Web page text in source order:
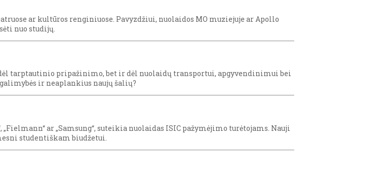
ar kultūros renginiuose. Pavyzdžiui, nuolaidos MO muziejuje ar Apollo
nuo studijų.
tarptautinio pripažinimo, bet ir dėl nuolaidų transportui, apgyvendinimui bei
ir neaplankius naujų šalių?
ar „Samsung“, suteikia nuolaidas ISIC pažymėjimo turėtojams. Nauji
studentiškam biudžetui.